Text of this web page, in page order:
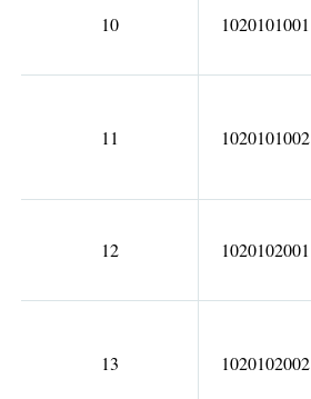
10 1020101001
11 1020101002
12 1020102001
13 1020102002